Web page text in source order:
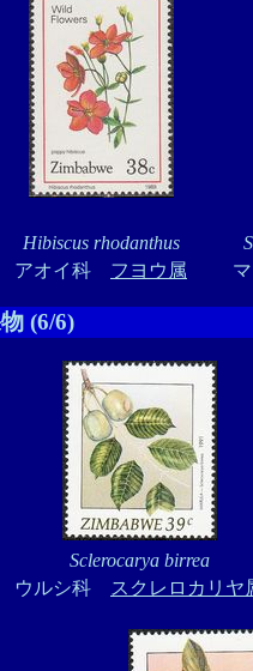
Hibiscus rhodanthus
アオイ科 フヨウ属
(6/6)
Sclerocarya birrea
ウルシ科 スクレロカリヤ